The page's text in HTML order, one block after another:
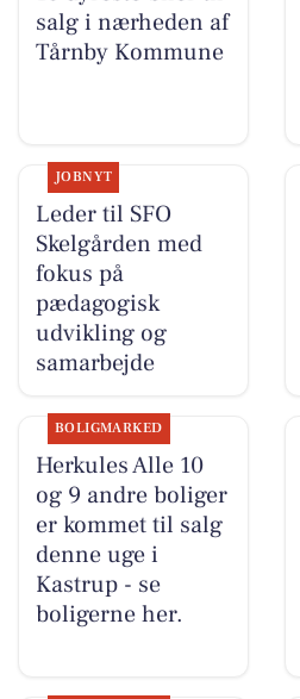
salg i nærheden af
Tårnby Kommune
JOBNYT
Leder til SFO
Skelgården med
fokus på
pædagogisk
udvikling og
samarbejde
BOLIGMARKED
Herkules Alle 10
og 9 andre boliger
er kommet til salg
denne uge i
Kastrup - se
boligerne her.